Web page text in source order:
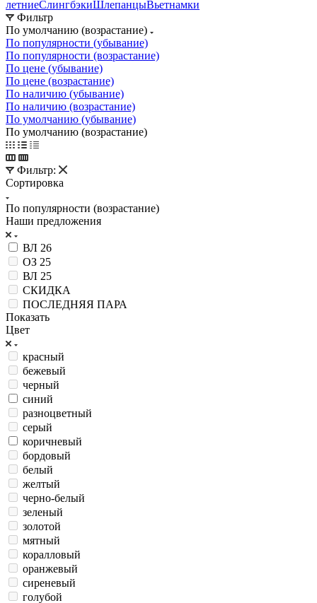
летниеСлингбэкиШлепанцыВьетнамки
Фильтр
По умолчанию (возрастание)
По популярности (убывание)
По популярности (возрастание)
По цене (убывание)
По цене (возрастание)
По наличию (убывание)
По наличию (возрастание)
По умолчанию (убывание)
По умолчанию (возрастание)
Фильтр:
Сортировка
По популярности (возрастание)
Наши предложения
ВЛ 26
ОЗ 25
ВЛ 25
СКИДКА
ПОСЛЕДНЯЯ ПАРА
Показать
Цвет
красный
бежевый
черный
синий
разноцветный
серый
коричневый
бордовый
белый
желтый
черно-белый
зеленый
золотой
мятный
коралловый
оранжевый
сиреневый
голубой